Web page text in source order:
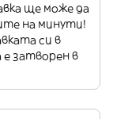
ще може да
на минути!
си в
е затворен в